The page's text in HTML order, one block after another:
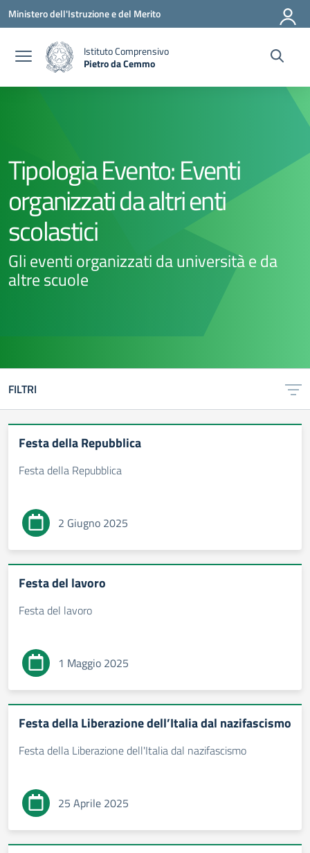
Vai ai contenuti
Vai al menu di navigazione
Vai al footer
Ministero dell'Istruzione e del Merito
Istituto Comprensivo
Pietro da Cemmo
Tipologia Evento:Eventi
organizzati da altri enti
scolastici
Gli eventi organizzati da università e da
altre scuole
FILTRI
Festa della Repubblica
Festa della Repubblica
2 Giugno 2025
Festa del lavoro
Festa del lavoro
1 Maggio 2025
Festa della Liberazione dell’Italia dal nazifascismo
Festa della Liberazione dell'Italia dal nazifascismo
25 Aprile 2025